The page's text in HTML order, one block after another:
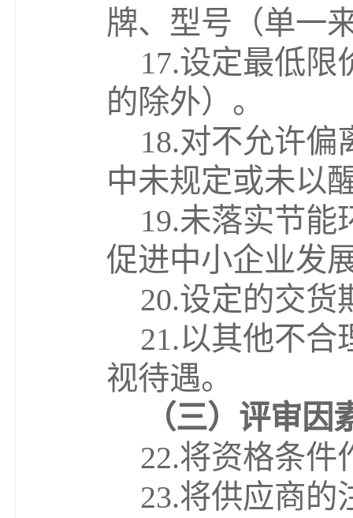
牌、型号 （单一
17.设定最低限
的除外） 。
18.对不允许偏
中未规定或未以
19.未落实节能
促进中小企业发
20.设定的交货
21.以其他不合
视待遇。
（三）评审因
22.将资格条件
23.将供应商的